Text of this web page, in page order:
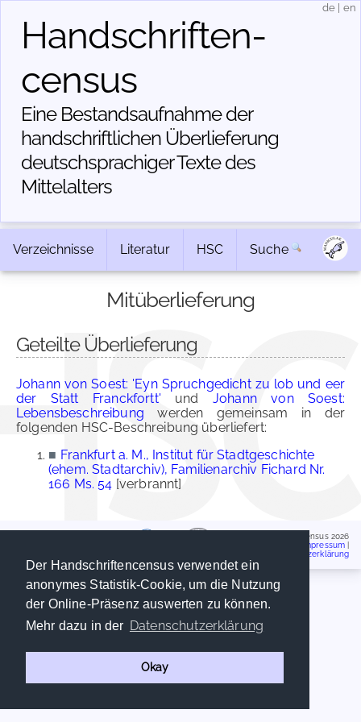
Der Handschriftencensus verwendet ein
anonymes Statistik-Cookie, um die Nutzung
der Online-Präsenz auswerten zu können.
Mehr dazu in der Datenschutzerklärung
Okay
Handschriften­
census
Eine Bestandsaufnahme der
handschriftlichen Über­lieferung
deutschsprachiger Texte des
Mittelalters
de en
Verzeichnisse Literatur HSC Suche
Mitüberlieferung
Geteilte Überlieferung
Johann von Soest: 'Eyn Spruchgedicht zu lob und eer
der Statt Franckfortt' und Johann von Soest:
Lebensbeschreibung werden gemeinsam in der
folgenden HSC-Beschreibung überliefert:
■ Frankfurt a. M., Institut für Stadtgeschichte
(ehem. Stadtarchiv), Familienarchiv Fichard Nr.
166 Ms. 54 [verbrannt]
Handschriftencensus 2026
Impressum
Datenschutzerklärung